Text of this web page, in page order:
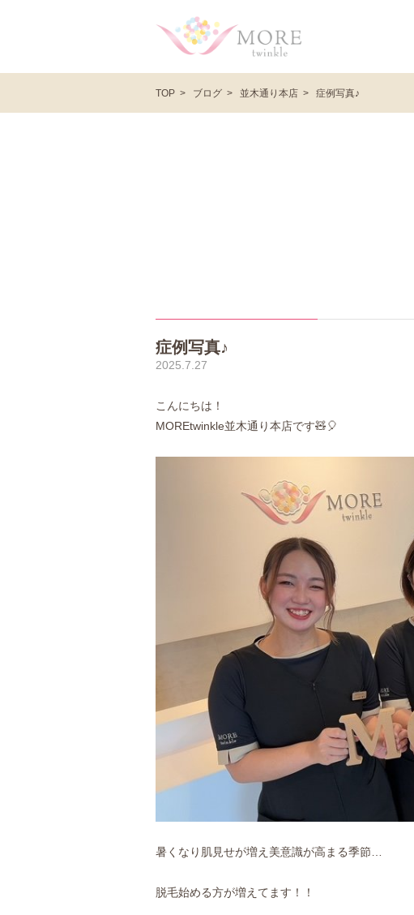
TOP ブログ 並木通り本店 症例写真♪
症例写真♪
2025.7.27
こんにちは！
MOREtwinkle並木通り本店です🧸🎈
暑くなり肌見せが増え美意識が高まる季節…
脱毛始める方が増えてます！！